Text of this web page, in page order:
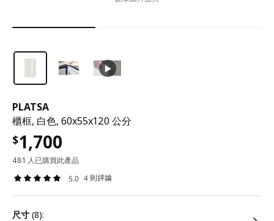
PLATSA
櫃框, 白色, 60x55x120 公分
$1,700
481 人已購買此產品
5.0 4 則評論
尺寸 (8):